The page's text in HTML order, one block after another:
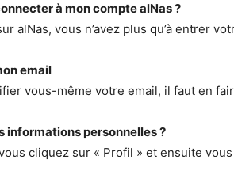
à mon compte alNas ?
alNas, vous n’avez plus qu’à entrer
email
vous-même votre email, il faut en
informations personnelles ?
cliquez sur « Profil » et ensuite